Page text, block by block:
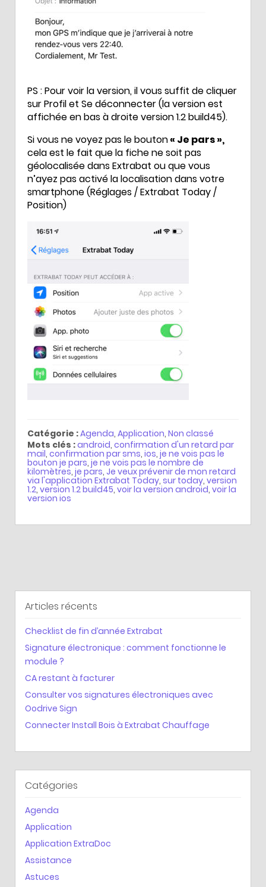
PS : Pour voir la version, il vous suffit de cliquer
sur Profil et Se déconnecter (la version est
affichée en bas à droite version 1.2 build45).
Si vous ne voyez pas le bouton« Je pars »,
cela est le fait que la fiche ne soit pas
géolocalisée dans Extrabat ou que vous
n’ayez pas activé la localisation dans votre
smartphone (Réglages / Extrabat Today /
Position)
Catégorie :Agenda, Application, Non classé
Mots clés :android, confirmation d'un retard par
mail, confirmation par sms, ios, je ne vois pas le
bouton je pars, je ne vois pas le nombre de
kilomètres, je pars, Je veux prévenir de mon retard
via l'application Extrabat Today, sur today, version
1.2, version 1.2 build45, voir la version android, voir la
version ios
Articles récents
Checklist de fin d’année Extrabat
Signature électronique : comment fonctionne le
module ?
CA restant à facturer
Consulter vos signatures électroniques avec
Oodrive Sign
Connecter Install Bois à Extrabat Chauffage
Catégories
Agenda
Application
Application ExtraDoc
Assistance
Astuces